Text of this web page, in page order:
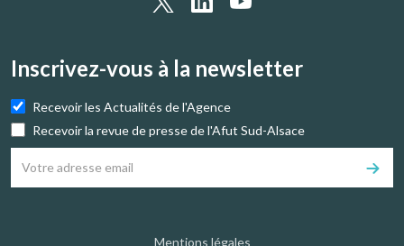
Inscrivez-vous à la newsletter
Recevoir les Actualités de l'Agence
Recevoir la revue de presse de l'Afut Sud-Alsace
Mentions légales